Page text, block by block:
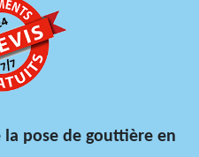
la pose de gouttière en